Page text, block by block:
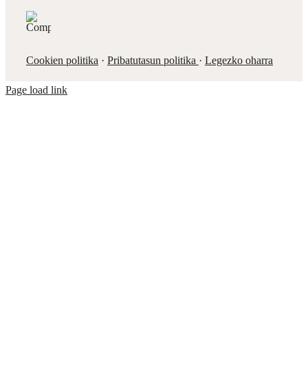
Cookien politika · Pribatutasun politika · Legezko oharra
Page load link